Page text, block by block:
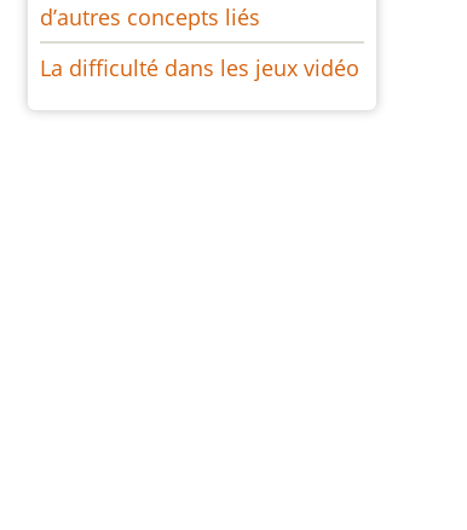
d’autres concepts liés
La difficulté dans les jeux vidéo